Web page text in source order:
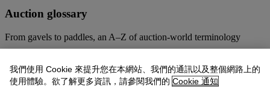
Auction glossary
From gavels to paddles, an A–Z of auction-world terminology
我們使用 Cookie 來提升您在本網站、我們的通訊以及整個網路上的
使用體驗。欲了解更多資訊，請參閱我們的 Cookie 通知